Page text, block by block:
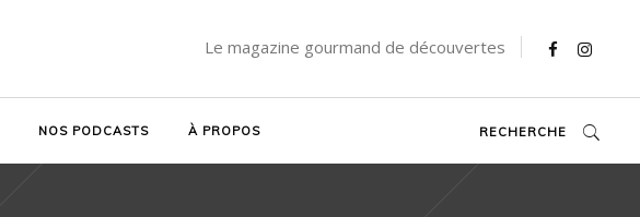
Le magazine gourmand de découvertes
NOS PODCASTS À PROPOS RECHERCHE